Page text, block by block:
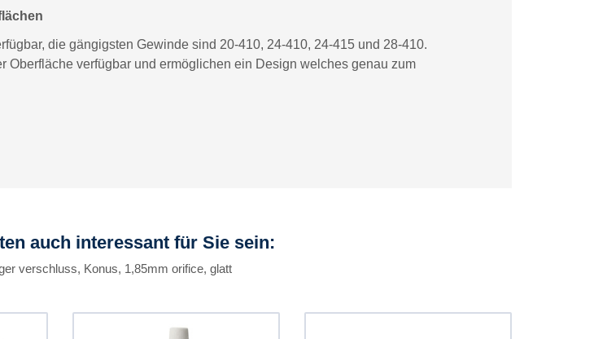
die gängigsten Gewinde sind 20-410, 24-410, 24-415 und 28-410.
Oberfläche verfügbar und ermöglichen ein Design welches genau zum
auch interessant für Sie sein:
verschluss, Konus, 1,85mm orifice, glatt